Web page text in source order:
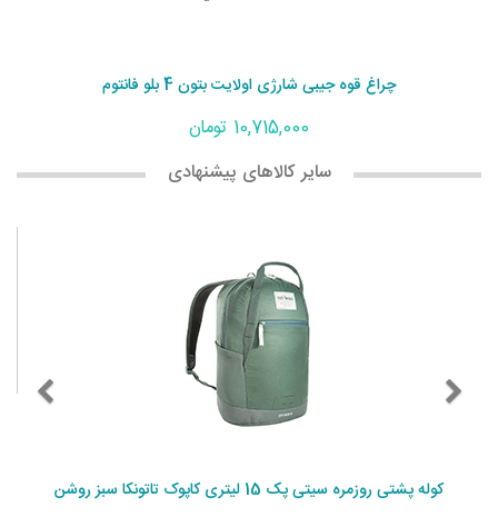
چراغ قوه جیبی شارژی اولایت بتون 4 بلو فانتوم
10,715,000 تومان
سایر کالاهای پیشنهادی
کوله پشتی روزمره سیتی پک 15 لیتری کاپوک تاتونکا سبز روشن